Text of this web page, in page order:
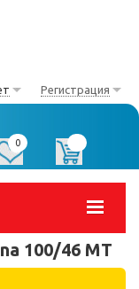
Регистрация
0
100/46 MT